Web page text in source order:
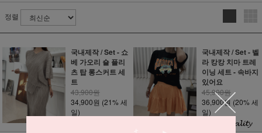
정렬
국내제작 / Set - 쇼
베 가오리 숄 플리
츠 탑 롱스커트 세
트
43,900원
34,900원 (21% 세
일)
국내제작 / Set - 벨
라 캉캉 치마 트레
이닝 세트 - 속바지
있어요
45,900원
36,900원 (20% 세
일)